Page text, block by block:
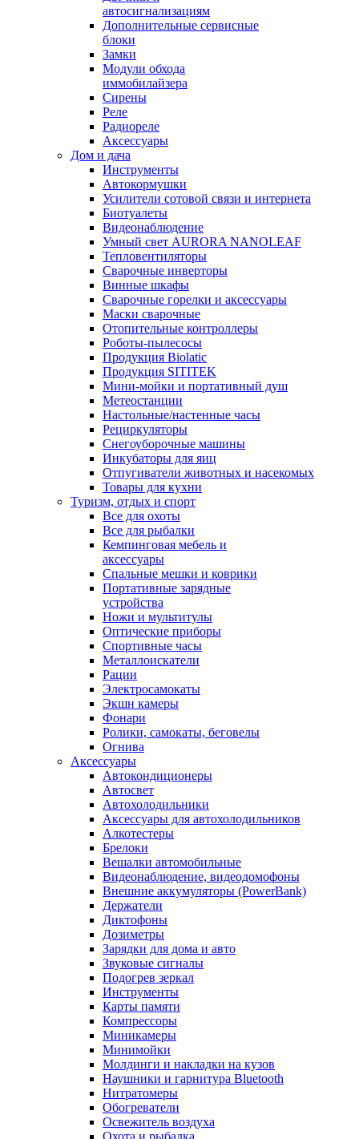
автосигнализациям
Дополнительные сервисные
блоки
Замки
Модули обхода
иммобилайзера
Сирены
Реле
Радиореле
Аксессуары
Дом и дача
Инструменты
Автокормушки
Усилители сотовой связи и интернета
Биотуалеты
Видеонаблюдение
Умный свет AURORA NANOLEAF
Тепловентиляторы
Сварочные инверторы
Винные шкафы
Сварочные горелки и аксессуары
Маски сварочные
Отопительные контроллеры
Роботы-пылесосы
Продукция Biolatic
Продукция SITITEK
Мини-мойки и портативный душ
Метеостанции
Настольные/настенные часы
Рециркуляторы
Снегоуборочные машины
Инкубаторы для яиц
Отпугиватели животных и насекомых
Товары для кухни
Туризм, отдых и спорт
Все для охоты
Все для рыбалки
Кемпинговая мебель и
аксессуары
Спальные мешки и коврики
Портативные зарядные
устройства
Ножи и мультитулы
Оптические приборы
Спортивные часы
Металлоискатели
Рации
Электросамокаты
Экшн камеры
Фонари
Ролики, самокаты, беговелы
Огнива
Аксессуары
Автокондиционеры
Aвтосвет
Автохолодильники
Аксессуары для автохолодильников
Алкотестеры
Брелоки
Вешалки автомобильные
Видеонаблюдение, видеодомофоны
Внешние аккумуляторы (PowerBank)
Держатели
Диктофоны
Дозиметры
Зарядки для дома и авто
Звуковые сигналы
Подогрев зеркал
Инструменты
Карты памяти
Компрессоры
Миникамеры
Минимойки
Молдинги и накладки на кузов
Наушники и гарнитура Bluetooth
Нитратомеры
Обогреватели
Освежитель воздуха
Охота и рыбалка